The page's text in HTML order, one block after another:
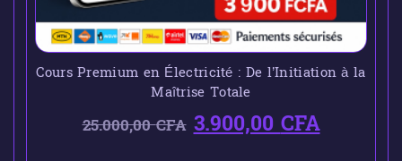
Cours Premium en Électricité : De l’Initiation à la
Maîtrise Totale
25.000,00CFA 3.900,00CFA